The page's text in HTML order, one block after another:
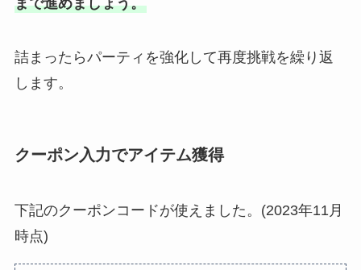
詰まったらパーティを強化して再度挑戦を繰り返
します。
クーポン入力でアイテム獲得
下記のクーポンコードが使えました。(2023年11月
時点)